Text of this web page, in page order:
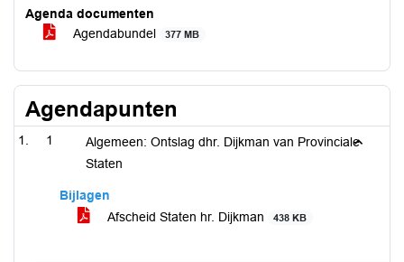
Agenda documenten
Agendabundel
377 MB
Agendapunten
1
Algemeen: Ontslag dhr. Dijkman van Provinciale
Staten
Bijlagen
Afscheid Staten hr. Dijkman
438 KB